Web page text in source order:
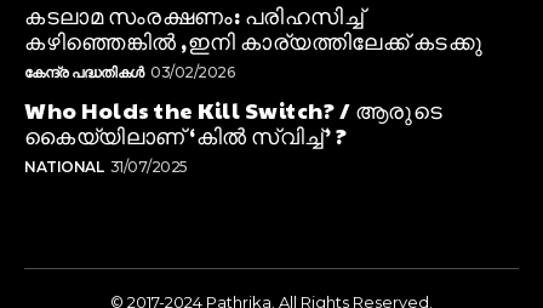
കടലാമ സംരക്ഷണം: പരിഹസിച്ച്
കഴിഞ്ഞെങ്കിൽ ,ഇനി കാര്യത്തിലേക്ക് കടക്കു
കേന്ദ്ര പദ്ധതികൾ 03/02/2026
Who Holds the Kill Switch? / ആരുടെ
കൈയ്യിലാണ് ‘കിൽ സ്വിച്ച്’ ?
NATIONAL 31/07/2025
© 2017-2024 Pathrika. All Rights Reserved.